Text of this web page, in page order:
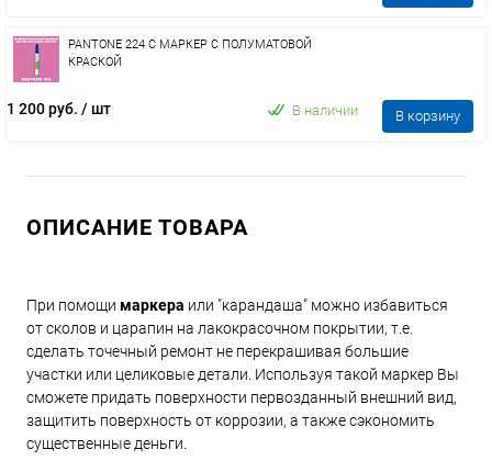
PANTONE 224 C МАРКЕР С ПОЛУМАТОВОЙ
КРАСКОЙ
1 200 руб. / шт В наличии В корзину
ОПИСАНИЕ ТОВАРА
При помощи маркера или "карандаша" можно избавиться
от сколов и царапин на лакокрасочном покрытии, т.е.
сделать точечный ремонт не перекрашивая большие
участки или целиковые детали. Используя такой маркер Вы
сможете придать поверхности первозданный внешний вид,
защитить поверхность от коррозии, а также сэкономить
существенные деньги.